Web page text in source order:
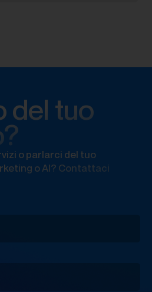
del tuo
o parlarci del tuo
o AI? Contattaci